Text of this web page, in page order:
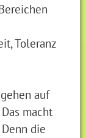
Toleranz
auf
macht
die